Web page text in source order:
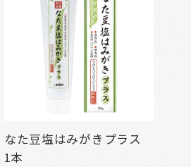
なた豆塩はみがきプラス
1本